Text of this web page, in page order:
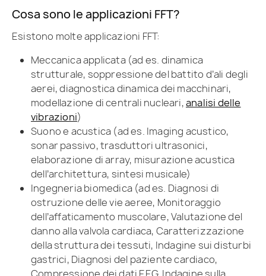
Cosa sono le applicazioni FFT?
Esistono molte applicazioni FFT:
Meccanica applicata (ad es. dinamica
strutturale, soppressione del battito d’ali degli
aerei, diagnostica dinamica dei macchinari,
modellazione di centrali nucleari,analisi delle
vibrazioni)
Suono e acustica (ad es. Imaging acustico,
sonar passivo, trasduttori ultrasonici,
elaborazione di array, misurazione acustica
dell’architettura, sintesi musicale)
Ingegneria biomedica (ad es. Diagnosi di
ostruzione delle vie aeree, Monitoraggio
dell’affaticamento muscolare, Valutazione del
danno alla valvola cardiaca, Caratterizzazione
della struttura dei tessuti, Indagine sui disturbi
gastrici, Diagnosi del paziente cardiaco,
Compressione dei dati EEG, Indagine sulla